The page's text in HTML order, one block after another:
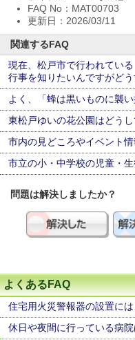
FAQ No：MAT00703
更新日：2026/03/11
関連するFAQ
現在、松戸市で行われてい
行事を知りたいんですがど
よく、「蜂は黒いものに襲
東松戸ゆいの花公園はどう
市内の見どころやイベント
市立の小・中学校の児童・
問題は解決しましたか？
よくあるFAQ
住宅用火災警報器の設置に
休日や夜間に行っている病院